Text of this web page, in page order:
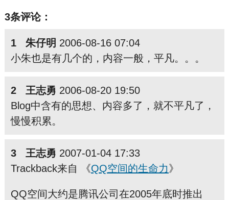
3条评论：
1 朱仔明 2006-08-16 07:04
小朱也是有几个的，内容一般，平凡。。。
2 王志勇 2006-08-20 19:50
Blog中含有的思想、内容多了，就不平凡了，
慢慢积累。
3 王志勇 2007-01-04 17:33
Trackback来自 《QQ空间的生命力》
QQ空间大约是腾讯公司在2005年底时推出